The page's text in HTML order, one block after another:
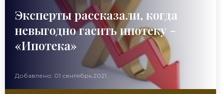
Эксперты рассказали, когда
невыгодно гасить ипотеку -
«Ипотека»
Добавлено: 01 сентябрь 2021